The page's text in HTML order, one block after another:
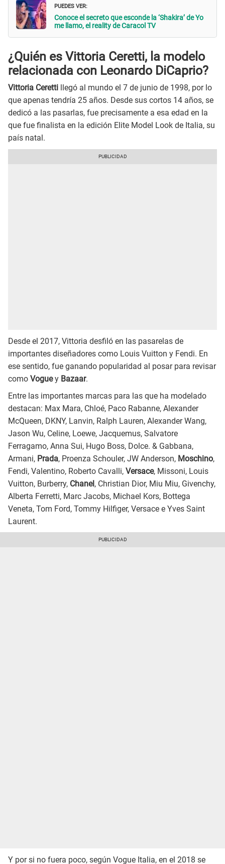
PUEDES VER:
Conoce el secreto que esconde la ‘Shakira’ de Yo
me llamo, el reality de Caracol TV
¿Quién es Vittoria Ceretti, la modelo
relacionada con Leonardo DiCaprio?
Vittoria Ceretti llegó al mundo el 7 de junio de 1998, por lo
que apenas tendría 25 años. Desde sus cortos 14 años, se
dedicó a las pasarlas, fue precisamente a esa edad en la
que fue finalista en la edición Elite Model Look de Italia, su
país natal.
Desde el 2017, Vittoria desfiló en las pasarelas de
importantes diseñadores como Louis Vuitton y Fendi. En
ese sentido, fue ganando popularidad al posar para revisar
como Voguey Bazaar.
Entre las importantes marcas para las que ha modelado
destacan: Max Mara, Chloé, Paco Rabanne, Alexander
McQueen, DKNY, Lanvin, Ralph Lauren, Alexander Wang,
Jason Wu, Celine, Loewe, Jacquemus, Salvatore
Ferragamo, Anna Sui, Hugo Boss, Dolce. & Gabbana,
Armani, Prada, Proenza Schouler, JW Anderson, Moschino,
Fendi, Valentino, Roberto Cavalli, Versace, Missoni, Louis
Vuitton, Burberry, Chanel, Christian Dior, Miu Miu, Givenchy,
Alberta Ferretti, Marc Jacobs, Michael Kors, Bottega
Veneta, Tom Ford, Tommy Hilfiger, Versace e Yves Saint
Laurent.
Y por si no fuera poco, según Vogue Italia, en el 2018 se